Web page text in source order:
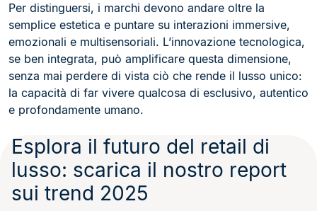
Per distinguersi, i marchi devono andare oltre la
semplice estetica e puntare su interazioni immersive,
emozionali e multisensoriali. L’innovazione tecnologica,
se ben integrata, può amplificare questa dimensione,
senza mai perdere di vista ciò che rende il lusso unico:
la capacità di far vivere qualcosa di esclusivo, autentico
e profondamente umano.
Esplora il futuro del retail di
lusso: scarica il nostro report
sui trend 2025